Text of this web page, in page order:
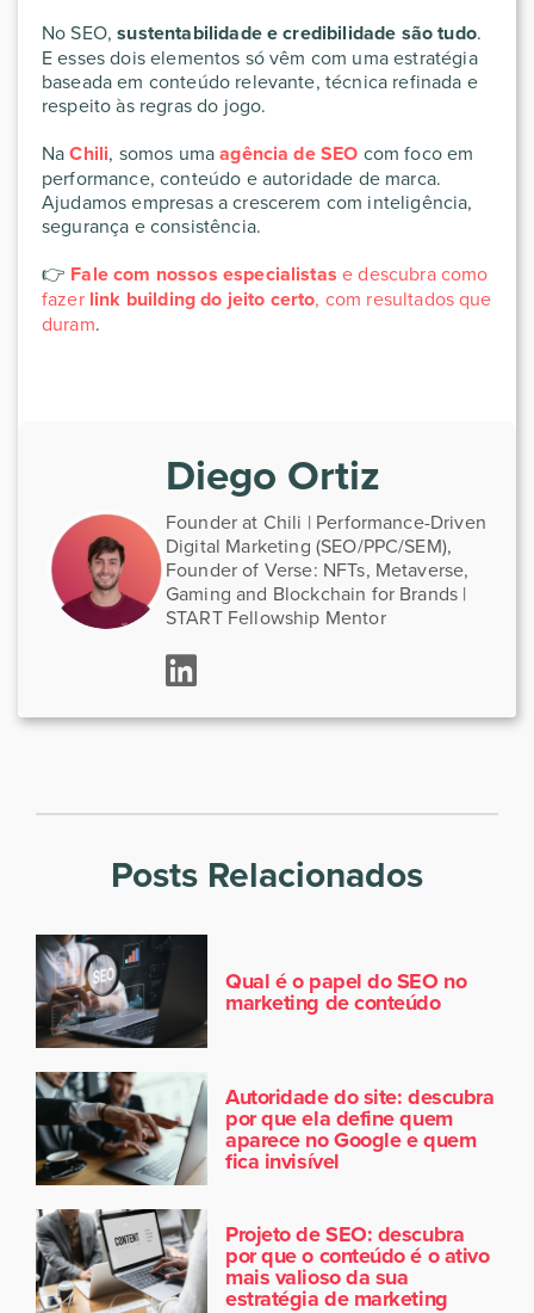
No SEO,sustentabilidade e credibilidade são tudo.
E esses dois elementos só vêm com uma estratégia
baseada em conteúdo relevante, técnica refinada e
respeito às regras do jogo.
NaChili, somos umaagência de SEO com foco em
performance, conteúdo e autoridade de marca.
Ajudamos empresas a crescerem com inteligência,
segurança e consistência.
👉 Fale com nossos especialistas e descubra como
fazer link building do jeito certo, com resultados que
duram.
Diego Ortiz
Founder at Chili | Performance-Driven
Digital Marketing (SEO/PPC/SEM),
Founder of Verse: NFTs, Metaverse,
Gaming and Blockchain for Brands |
START Fellowship Mentor
Posts Relacionados
Qual é o papel do SEO no
marketing de conteúdo
Autoridade do site: descubra
por que ela define quem
aparece no Google e quem
fica invisível
Projeto de SEO: descubra
por que o conteúdo é o ativo
mais valioso da sua
estratégia de marketing